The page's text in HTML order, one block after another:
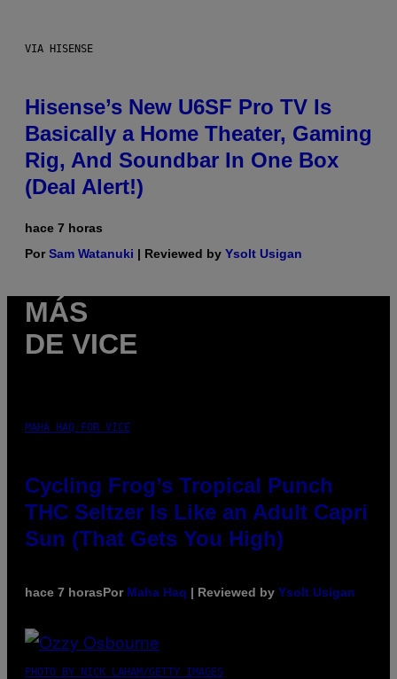
VIA HISENSE
Hisense’s New U6SF Pro TV Is
Basically a Home Theater, Gaming
Rig, And Soundbar In One Box
(Deal Alert!)
hace 7 horas
PorSam Watanuki | Reviewed by Ysolt Usigan
MÁS
DE VICE
MAHA HAQ FOR VICE
Cycling Frog’s Tropical Punch
THC Seltzer Is Like an Adult Capri
Sun (That Gets You High)
hace 7 horasPor Maha Haq | Reviewed by Ysolt Usigan
PHOTO BY NICK LAHAM/GETTY IMAGES